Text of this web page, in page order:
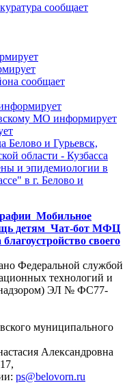
сообщает
сообщает
МО информирует
Белово и Гурьевск,
области - Кузбасса
и эпидемиологии в
в г. Белово и
Мобильное
детям Чат-бот МФЦ
своего
Федеральной службой
технологий и
ЭЛ № ФС77-
муниципального
Александровна
ps@belovorn.ru